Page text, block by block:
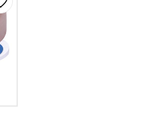
Lägg till i favoriter